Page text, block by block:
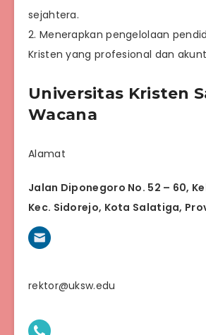
sejahtera.
2. Menerapkan pengelolaan
Kristen yang profesional dan
Universitas Kristen
Wacana
Alamat
Jalan Diponegoro No. 52 – 60,
Kec. Sidorejo, Kota Salatiga,
rektor@uksw.edu